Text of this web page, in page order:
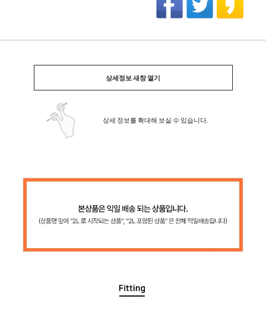
상세정보 새창 열기
상세 정보를 확대해 보실 수 있습니다.